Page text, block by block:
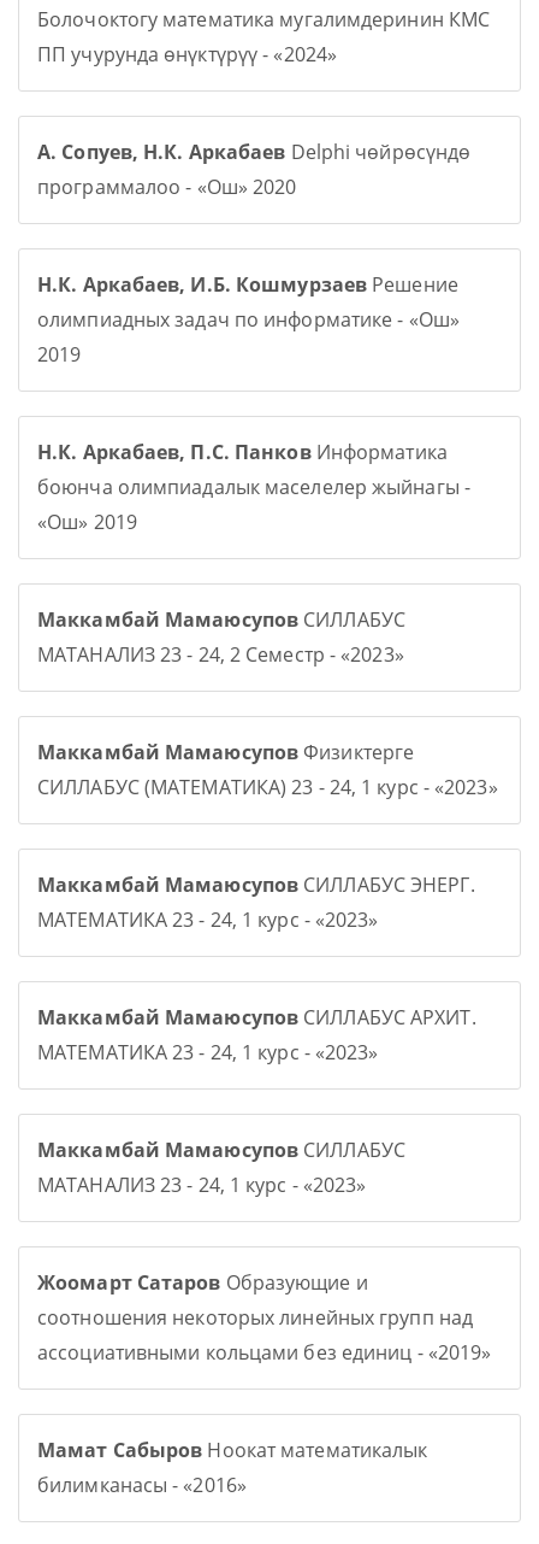
Болочоктогу математика мугалимдеринин КМС
ПП учурунда өнүктүрүү - «2024»
А. Сопуев, Н.К. Аркабаев Delphi чөйрөсүндө
программалоо - «Ош» 2020
Н.К. Аркабаев, И.Б. Кошмурзаев Решение
олимпиадных задач по информатике - «Ош»
2019
Н.К. Аркабаев, П.С. ПанковИнформатика
боюнча олимпиадалык маселелер жыйнагы -
«Ош» 2019
Маккамбай Мамаюсупов СИЛЛАБУС
МАТАНАЛИЗ 23 - 24, 2 Семестр - «2023»
Маккамбай МамаюсуповФизиктерге
СИЛЛАБУС (МАТЕМАТИКА) 23 - 24, 1 курс - «2023»
Маккамбай Мамаюсупов СИЛЛАБУС ЭНЕРГ.
МАТЕМАТИКА 23 - 24, 1 курс - «2023»
Маккамбай Мамаюсупов СИЛЛАБУС АРХИТ.
МАТЕМАТИКА 23 - 24, 1 курс - «2023»
Маккамбай Мамаюсупов СИЛЛАБУС
МАТАНАЛИЗ 23 - 24, 1 курс - «2023»
Жоомарт Сатаров Образующие и
соотношения некоторых линейных групп над
ассоциативными кольцами без единиц - «2019»
Мамат Сабыров Ноокат математикалык
билимканасы - «2016»